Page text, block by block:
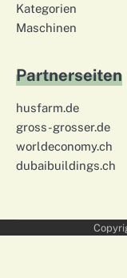
Kategorien
Maschinen
Partnerseiten
husfarm.de
gross-grosser.de
worldeconomy.ch
dubaibuildings.ch